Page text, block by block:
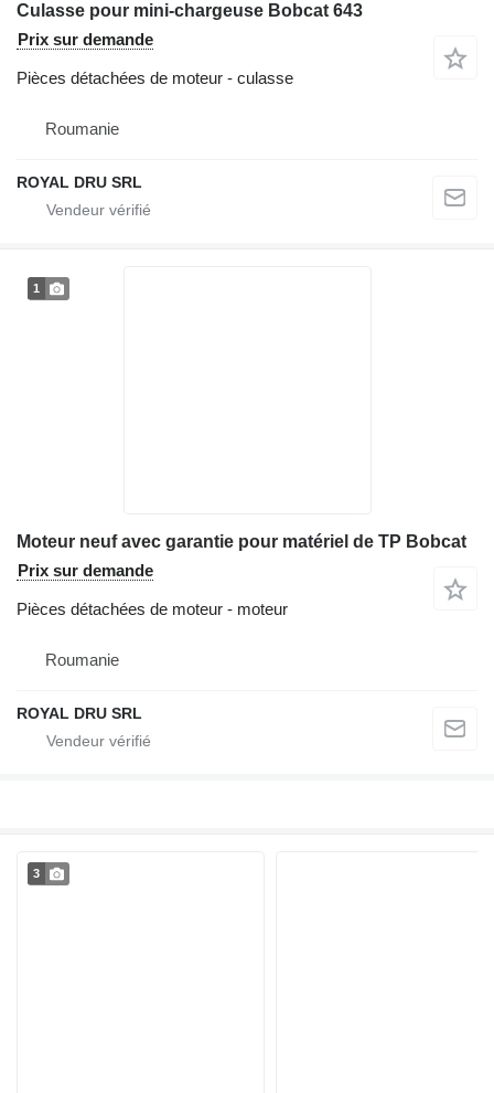
Culasse pour mini-chargeuse Bobcat 643
Prix sur demande
Pièces détachées de moteur - culasse
Roumanie
ROYAL DRU SRL
1
Moteur neuf avec garantie pour matériel de TP Bobcat
Prix sur demande
Pièces détachées de moteur - moteur
Roumanie
ROYAL DRU SRL
3